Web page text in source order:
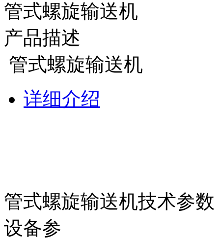
管式螺旋输送机
产品描述
管式螺旋输送机
详细介绍
管式螺旋输送机技术参数
设备参